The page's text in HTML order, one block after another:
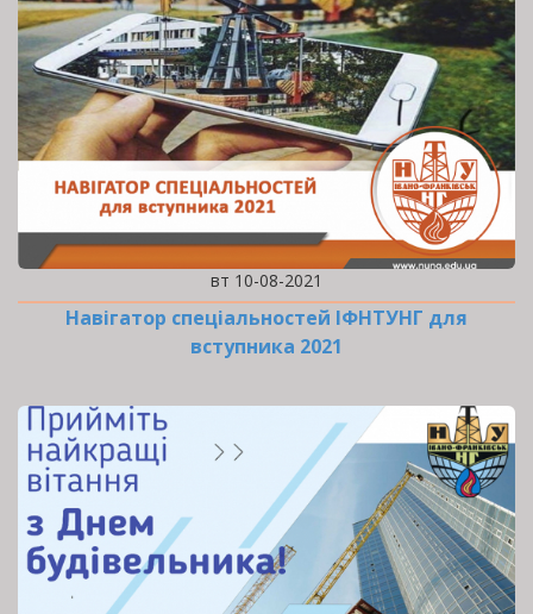
вт 10-08-2021
Навігатор спеціальностей ІФНТУНГ для
вступника 2021